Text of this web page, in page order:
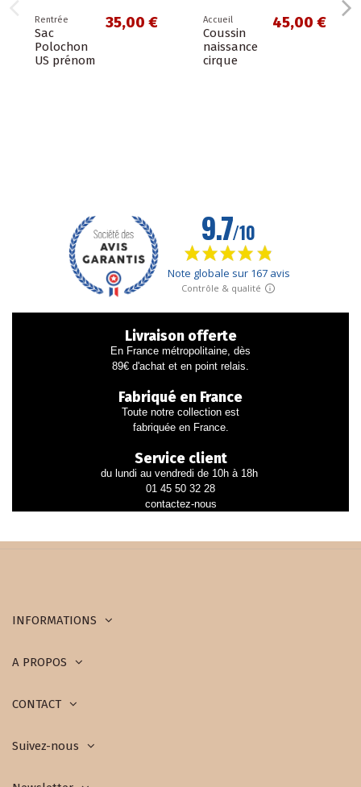
Rentrée
Sac
Polochon
US prénom
35,00 € Accueil
Coussin
naissance
cirque
45,00 €
Livraison offerte
En France métropolitaine, dès
89€ d'achat et en point relais.
Fabriqué en France
Toute notre collection est
fabriquée en France.
Service client
du lundi au vendredi de 10h à 18h
01 45 50 32 28
contactez-nous
INFORMATIONS
A PROPOS
CONTACT
Suivez-nous